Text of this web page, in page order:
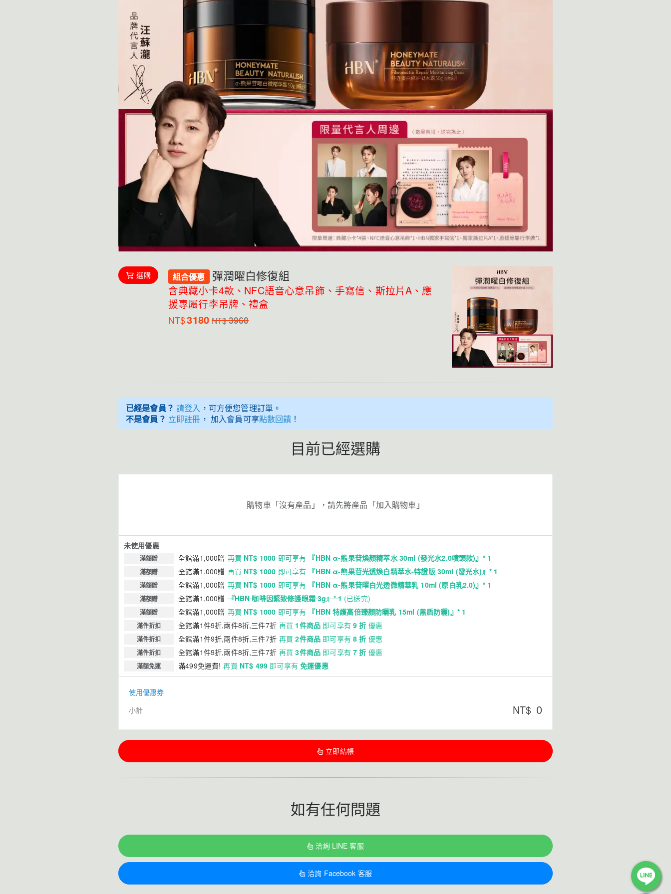
組合優惠 彈潤曜白修復組
含典藏小卡4款、NFC語音心意吊飾、手寫信、斯拉片A、應
援專屬行李吊牌、禮盒
NT$3180 NT$3960
選購
已經是會員？ 請登入 ，可方便您管理訂單。
不是會員？ 立即註冊 ， 加入會員可享點數回饋！
目前已經選購
購物車「沒有產品」，請先將產品「加入購物車」
未使用優惠
滿額贈 全館滿1,000贈 再買 NT$ 1000 即可享有 『HBN α-熊果苷煥顏精萃水 30ml (發光水2.0噴頭款)』* 1
滿額贈 全館滿1,000贈 再買 NT$ 1000 即可享有 『HBN α-熊果苷光透煥白精萃水-特證版 30ml (發光水)』* 1
滿額贈 全館滿1,000贈 再買 NT$ 1000 即可享有 『HBN α-熊果苷曜白光透微精華乳 10ml (原白乳2.0)』* 1
滿額贈 全館滿1,000贈 『HBN 咖啡因緊致修護眼霜 3g』* 1 (已送完)
滿額贈 全館滿1,000贈 再買 NT$ 1000 即可享有 『HBN 特護高倍臻顏防曬乳 15ml (黑盾防曬)』* 1
滿件折扣 全館滿1件9折,兩件8折,三件7折 再買 1件商品 即可享有 9 折 優惠
滿件折扣 全館滿1件9折,兩件8折,三件7折 再買2件商品 即可享有 8 折 優惠
滿件折扣 全館滿1件9折,兩件8折,三件7折 再買3件商品 即可享有 7 折 優惠
滿額免運 滿499免運費! 再買 NT$ 499 即可享有免運優惠
使用優惠券
小計
NT$ 0
立即結帳
如有任何問題
洽詢 LINE 客服
洽詢 Facebook 客服